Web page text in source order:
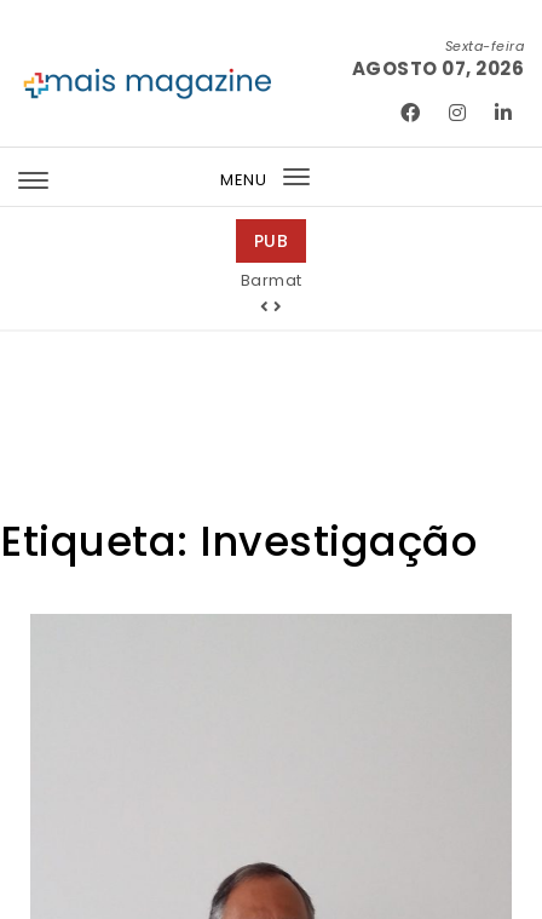
Sexta-feira
AGOSTO 07, 2026
MENU
Toggle
PUB
Barmat
Etiqueta: Investigação